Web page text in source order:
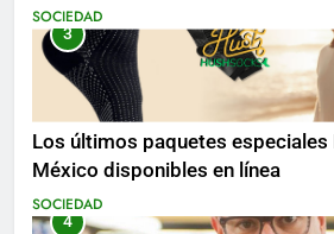
SOCIEDAD
3
Los últimos paquetes especiales
México disponibles en línea
SOCIEDAD
4